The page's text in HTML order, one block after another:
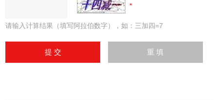
请输入计算结果（填写阿拉伯数字），如：三加四=7